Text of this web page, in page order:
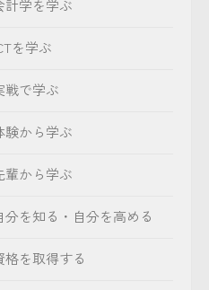
計学を学ぶ
を学ぶ
戦で学ぶ
験から学ぶ
輩から学ぶ
分を知る・自分を高める
格を取得する